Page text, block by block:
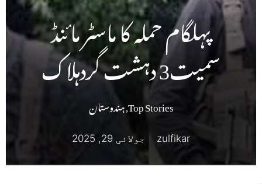
پہلگام حملہ کا ماسٹر مائنڈ
سمیت3 دہشت گردہلاک
Top Stories
,ہندوستان
zulfikar جولائی 29, 2025